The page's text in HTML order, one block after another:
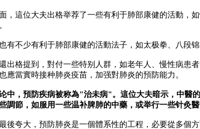
，這位大夫出格举荐了一些有利于肺部康健的活動，
有不少有利于肺部康健的活動法子，如太极拳、八段
出格提到，對付一些特别人群，如老年人、慢性病患
應當實時接种肺炎疫苗，加强對肺炎的預防能力。
中，預防疾病被称為"治未病"。這位大夫暗示，中醫
調節，如服用一些温补脾肺的中藥，或举行一些针灸
後夸大，預防肺炎是一個體系性的工程，必要從多個